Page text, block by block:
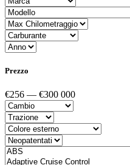
Prezzo
€256 — €300 000